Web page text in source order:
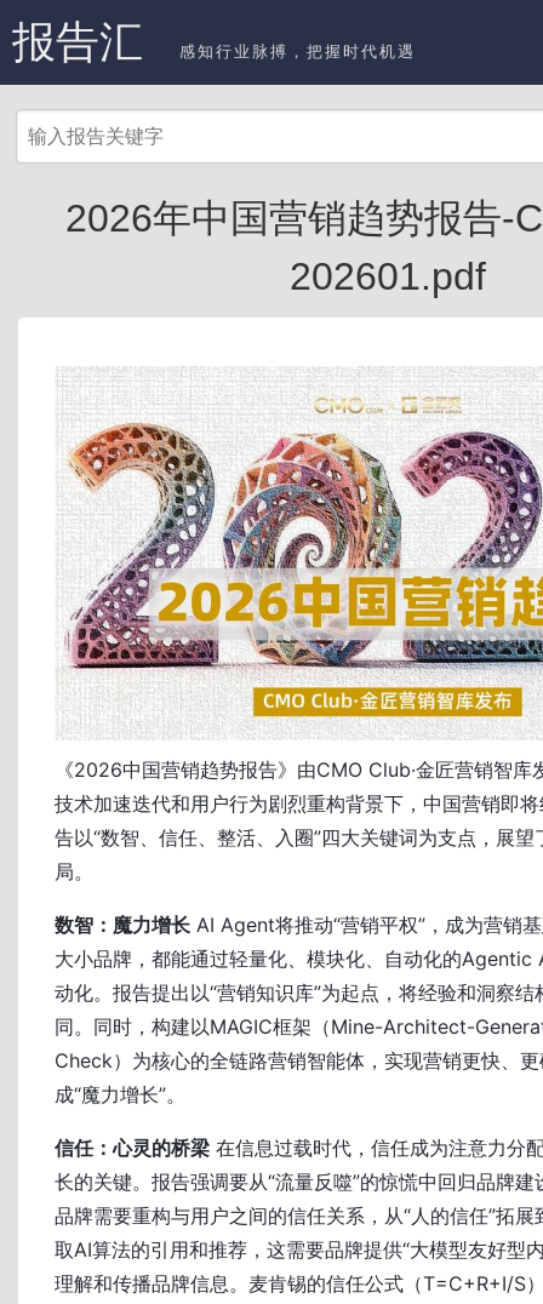
报告汇 感知行业脉搏，把握时代机遇
2026年中国营销趋势报告-
202601.pdf
《2026中国营销趋势报告》由CMO Club·金匠营销智库
技术加速迭代和用户行为剧烈重构背景下，中国营销即
告以“数智、信任、整活、入圈”四大关键词为支点，展
局。
数智：魔力增长 AI Agent将推动“营销平权”，成为营销
大小品牌，都能通过轻量化、模块化、自动化的Agentic
动化。报告提出以“营销知识库”为起点，将经验和洞察
同。同时，构建以MAGIC框架（Mine-Architect-
Check）为核心的全链路营销智能体，实现营销更快、
成“魔力增长”。
信任：心灵的桥梁 在信息过载时代，信任成为注意力分
长的关键。报告强调要从“流量反噬”的惊慌中回归品牌
品牌需要重构与用户之间的信任关系，从“人的信任”拓展
取AI算法的引用和推荐，这需要品牌提供“大模型友好型
理解和传播品牌信息。麦肯锡的信任公式（T=C+R+I/S